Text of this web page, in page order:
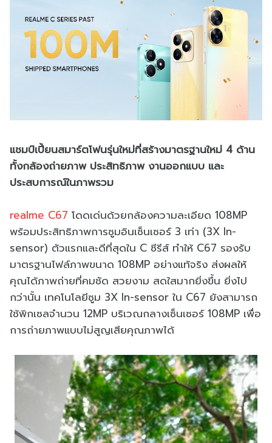
แชมป์เปี้ยนสมาร์ตโฟนรุ่นใหม่ที่สร้างมาตรฐานใหม่ 4 ด้าน
ทั้งกล้องถ่ายภาพ ประสิทธิภาพ งานออกแบบ และ
ประสบการณ์ในภาพรวม
realme C67 โดดเด่นด้วยกล้องความละเอียด 108MP
พร้อมประสิทธิภาพการซูมอินเซ็นเซอร์ 3 เท่า (3X In-
sensor) ตัวแรกและดีที่สุดใน C ซีรีส์ ทำให้ C67 รองรับ
มาตรฐานไฟล์ภาพขนาด 108MP อย่างแท้จริง ส่งผลให้
คุณได้ภาพถ่ายที่คมชัด สวยงาม สดใสมากยิ่งขึ้น ยิ่งไป
กว่านั้น เทคโนโลยีซูม 3X In-sensor ใน C67 ยังสามารถ
ใช้พิกเซลจำนวน 12MP บริเวณกลางเซ็นเซอร์ 108MP เพื่อ
การถ่ายภาพแบบไม่สูญเสียคุณภาพได้